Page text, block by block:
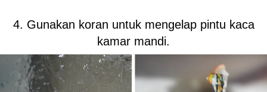
4. Gunakan koran untuk mengelap pintu kaca
kamar mandi.